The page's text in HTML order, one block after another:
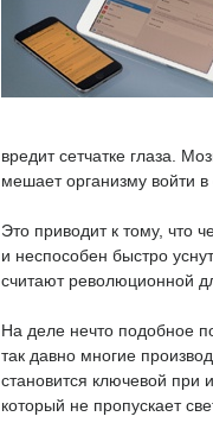
вредит сетчатке глаза.
мешает организму войти в
Это приводит к тому, что
и неспособен быстро
считают революционной
На деле нечто подобное
так давно многие
становится ключевой при
который не пропускает